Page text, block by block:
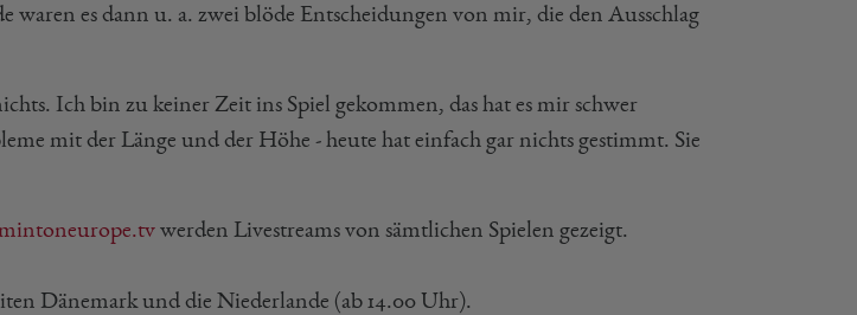
waren es dann u. a. zwei blöde Entscheidungen von mir, die den Ausschlag
Ich bin zu keiner Zeit ins Spiel gekommen, das hat es mir schwer
mit der Länge und der Höhe - heute hat einfach gar nichts gestimmt. Sie
werden Livestreams von sämtlichen Spielen gezeigt.
Dänemark und die Niederlande (ab 14.00 Uhr).